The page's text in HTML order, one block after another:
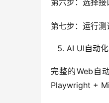
第六步：选择接
第七步：运行
AI UI自动
完整的Web自
Playwright +